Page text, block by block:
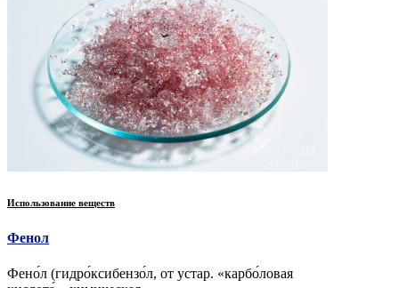
Использование веществ
Фенол
Фено́л (гидро́ксибензо́л, от устар. «карбо́ловая